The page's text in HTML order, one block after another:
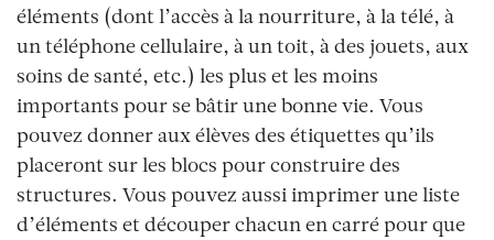
éléments (dont l’accès à la nourriture, à la télé, à
un téléphone cellulaire, à un toit, à des jouets, aux
soins de santé, etc.) les plus et les moins
importants pour se bâtir une bonne vie. Vous
pouvez donner aux élèves des étiquettes qu’ils
placeront sur les blocs pour construire des
structures. Vous pouvez aussi imprimer une liste
d’éléments et découper chacun en carré pour que